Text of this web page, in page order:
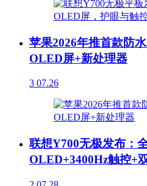
苹果2026年推首款防
OLED屏+新处理器
3 07.26
联想Y700无极发布：
OLED+3400Hz触控+